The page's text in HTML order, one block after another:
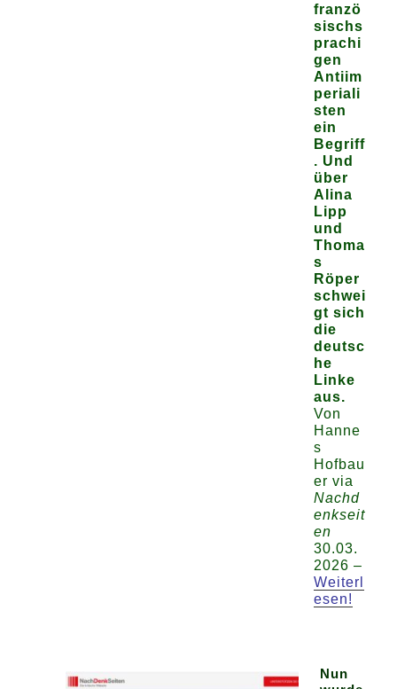
franzö
sischs
prachi
gen
Antiim
periali
sten
ein
Begriff
. Und
über
Alina
Lipp
und
Thoma
s
Röper
schwei
gt sich
die
deutsc
he
Linke
aus.
Von
Hanne
s
Hofbau
er via
Nachd
enkseit
en
30.03.
2026 –
Weiterl
esen!
Nun